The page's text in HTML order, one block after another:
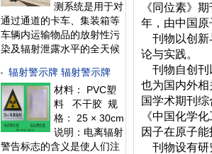
测系统是用于对
通过通道的卡车、集装箱等
车辆内运输物品的放射性污
染及辐射泄露水平的全天候
度高、探测范围广、响应时
间短等特点，可实现自动辐
射报警、自动数据存储、自
动抓拍通过车辆照片等功
能。主要安装在核
辐射警示牌 辐射警示牌
材料： PVC塑
料 不干胶 规
格： 25 × 30cm
说明：电离辐射
警告标志的含义是使人们注
《同位素》
年，由中国原
刊物以创新
论与实践。
刊物自创刊
也为国内外
国学术期刊
《中国化学
因子在原子能
刊物设有研